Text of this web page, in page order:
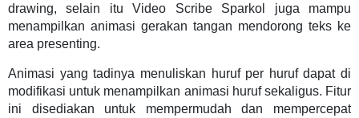
drawing, selain itu Video Scribe Sparkol juga mampu
menampilkan animasi gerakan tangan mendorong teks ke
area presenting.
Animasi yang tadinya menuliskan huruf per huruf dapat di
modifikasi untuk menampilkan animasi huruf sekaligus. Fitur
ini disediakan untuk mempermudah dan mempercepat